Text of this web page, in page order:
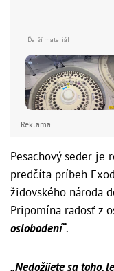
Reklama
Pesachový seder je
predčíta príbeh
židovského národa
Pripomína radosť z
oslobodení“.
„Nedožijete sa toho,